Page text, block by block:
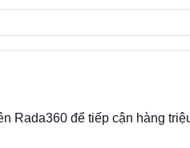
Rada360 để tiếp cận hàng